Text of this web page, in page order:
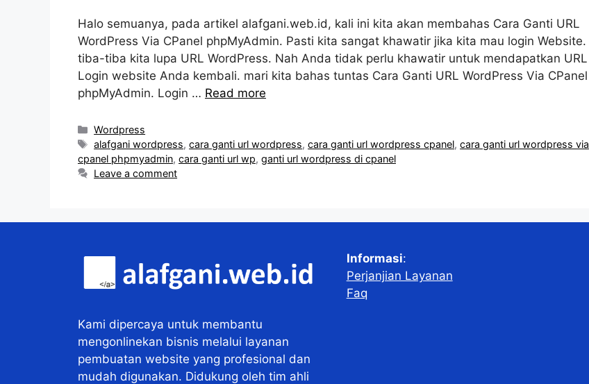
Halo semuanya, pada artikel alafgani.web.id, kali ini kita akan membahas Cara Ganti URL
WordPress Via CPanel phpMyAdmin. Pasti kita sangat khawatir jika kita mau login Website.
tiba-tiba kita lupa URL WordPress. Nah Anda tidak perlu khawatir untuk mendapatkan URL
Login website Anda kembali. mari kita bahas tuntas Cara Ganti URL WordPress Via CPanel
phpMyAdmin. Login … Read more
Categories
Wordpress
Tags
alafgani wordpress,cara ganti url wordpress,cara ganti url wordpress cpanel,cara ganti url wordpress via
cpanel phpmyadmin, cara ganti url wp, ganti url wordpress di cpanel
Leave a comment
Kami dipercaya untuk membantu
mengonlinekan bisnis melalui layanan
pembuatan website yang profesional dan
mudah digunakan. Didukung oleh tim ahli
Informasi:
Perjanjian Layanan
Faq